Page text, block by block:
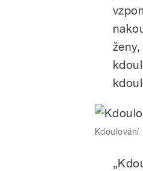
Kdoulování